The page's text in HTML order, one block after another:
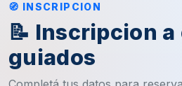
🧭 INSCRIPCION
📝 Inscripcion
guiados